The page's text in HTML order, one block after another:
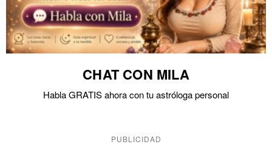
CHAT CON MILA
Habla GRATIS ahora con tu astróloga personal